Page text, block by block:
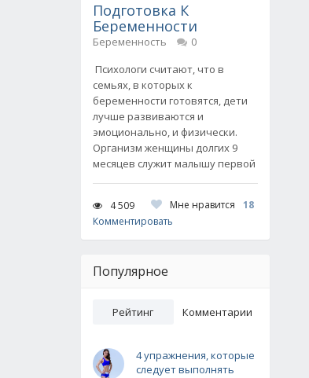
Подготовка К
Беременности
Беременность
0
Психологи считают, что в
семьях, в которых к
беременности готовятся, дети
лучше развиваются и
эмоционально, и физически.
Организм женщины долгих 9
месяцев служит малышу первой
4 509 Мне нравится
18
Комментировать
Популярное
Рейтинг Комментарии
4 упражнения, которые
следует выполнять